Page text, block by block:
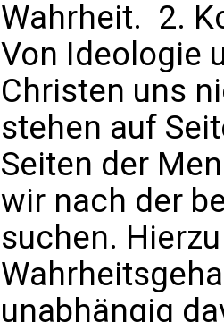
Wahrheit.  2.
Von Ideologie
Christen uns
stehen auf
Seiten der
wir nach der
suchen.
unabhängig